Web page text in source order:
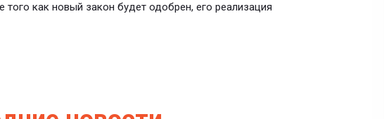
того как новый закон будет одобрен, его реализация